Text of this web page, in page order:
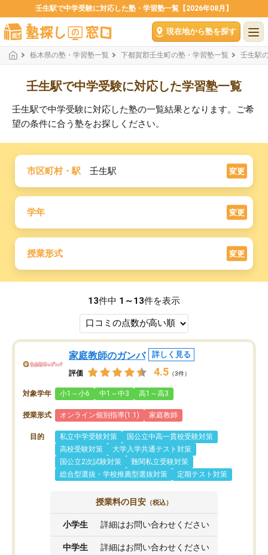
壬生駅で中学受験に対応した塾・学習塾一覧【2026年08月】
現在地から塾を探す
栃木県の塾・学習塾一覧 下都賀郡壬生町の塾・学習塾一覧 壬生駅
壬生駅で中学受験に対応した学習塾一覧
壬生駅で中学受験に対応した塾の一覧結果となります。ご希
望の条件に合う塾をお探しください。
市区町村・駅 壬生駅 変更
学年 変更
授業形式 変更
13件中 1～13件を表示
家庭教師のガンバ 詳しく見る
評価 4.5 （3件）
対象学年 小1～小6 中1～中3 高1～高3
授業形式 オンライン個別指導(1:1) 家庭教師
目的 私立中学受験対策
国公立中高一貫校受験対策
高校受験対策
大学入学共通テスト対策
国公立2次試験対策
難関私立受験対策
総合型選抜・学校推薦型選抜対策
定期テスト対策
授業料の目安 （税込）
小学生 詳細はお問い合わせください
中学生 詳細はお問い合わせください